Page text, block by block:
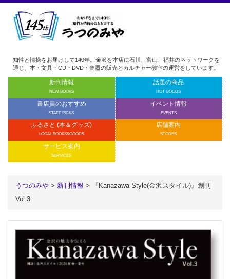
知性と情操をお届けして140年。金沢を本店に石川、富山、福井のネットワークを
通じ、本・文具・CD・DVD・楽器の販売とカルチャー教室の運営をしています。
新刊情報
NEW BOOKS
話題の商品
HOT GOODS
書店員のおすすめ
STAFF PICKS
イベント情報
EVENTS
ふるさと (本＆グッズ)
LOCAL BOOKS&GOODS
店舗案内
STORES
サービス案内
SERVICES
うつのみや > 新刊情報 > 『Kanazawa Style(金沢スタイル)』創刊
Vol.3